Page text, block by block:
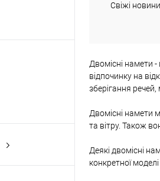
В обране
Свіжі
Двомісні намети
відпочинку на
зберігання речей,
Двомісні намети
та вітру. Також
Деякі двомісні
конкретної